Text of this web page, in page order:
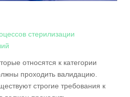
стерилизации
относятся к категории
проходить валидацию.
строгие требования к